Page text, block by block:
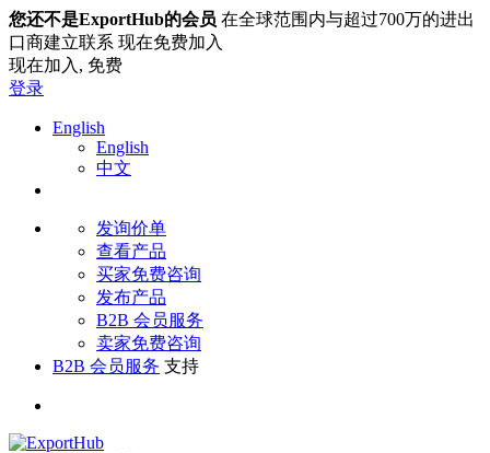
您还不是ExportHub的会员 在全球范围内与超过700万的进出
口商建立联系 现在免费加入
现在加入, 免费
登录
English
English
中文
发询价单
查看产品
买家免费咨询
发布产品
B2B 会员服务
卖家免费咨询
B2B 会员服务 支持